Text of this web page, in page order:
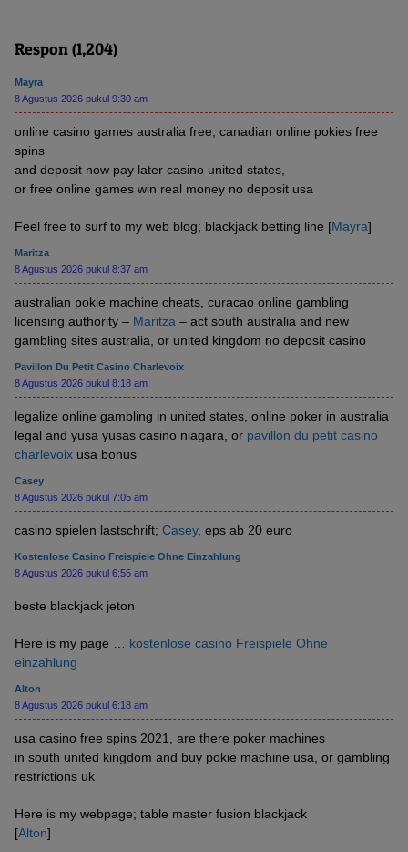
Respon (1,204)
Mayra
8 Agustus 2026 pukul 9:30 am
online casino games australia free, canadian online pokies free
spins
and deposit now pay later casino united states,
or free online games win real money no deposit usa
Feel free to surf to my web blog; blackjack betting line [Mayra]
Maritza
8 Agustus 2026 pukul 8:37 am
australian pokie machine cheats, curacao online gambling
licensing authority – Maritza – act south australia and new
gambling sites australia, or united kingdom no deposit casino
Pavillon Du Petit Casino Charlevoix
8 Agustus 2026 pukul 8:18 am
legalize online gambling in united states, online poker in australia
legal and yusa yusas casino niagara, or pavillon du petit casino
charlevoix usa bonus
Casey
8 Agustus 2026 pukul 7:05 am
casino spielen lastschrift; Casey, eps ab 20 euro
Kostenlose Casino Freispiele Ohne Einzahlung
8 Agustus 2026 pukul 6:55 am
beste blackjack jeton
Here is my page … kostenlose casino Freispiele Ohne
einzahlung
Alton
8 Agustus 2026 pukul 6:18 am
usa casino free spins 2021, are there poker machines
in south united kingdom and buy pokie machine usa, or gambling
restrictions uk
Here is my webpage; table master fusion blackjack
[Alton]